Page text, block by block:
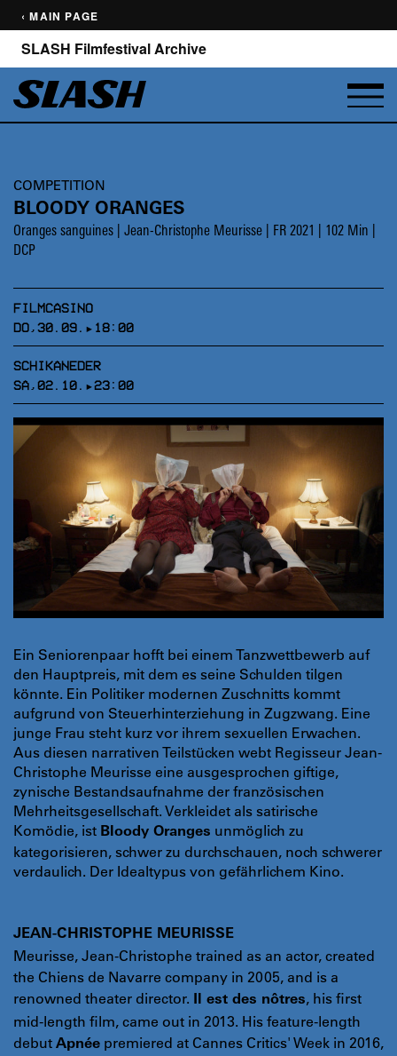
‹ MAIN PAGE
SLASH Filmfestival Archive
COMPETITION
BLOODY ORANGES
Oranges sanguines | Jean-Christophe Meurisse | FR 2021 | 102 Min |
DCP
FILMCASINO
DO,30.09.▸18:00
SCHIKANEDER
SA,02.10.▸23:00
Ein Seniorenpaar hofft bei einem Tanzwettbewerb auf
den Hauptpreis, mit dem es seine Schulden tilgen
könnte. Ein Politiker modernen Zuschnitts kommt
aufgrund von Steuerhinterziehung in Zugzwang. Eine
junge Frau steht kurz vor ihrem sexuellen Erwachen.
Aus diesen narrativen Teilstücken webt Regisseur Jean-
Christophe Meurisse eine ausgesprochen giftige,
zynische Bestandsaufnahme der französischen
Mehrheitsgesellschaft. Verkleidet als satirische
Komödie, ist Bloody Oranges unmöglich zu
kategorisieren, schwer zu durchschauen, noch schwerer
verdaulich. Der Idealtypus von gefährlichem Kino.
JEAN-CHRISTOPHE MEURISSE
Meurisse, Jean-Christophe trained as an actor, created
the Chiens de Navarre company in 2005, and is a
renowned theater director. Il est des nôtres, his first
mid-length film, came out in 2013. His feature-length
debut Apnée premiered at Cannes Critics' Week in 2016,